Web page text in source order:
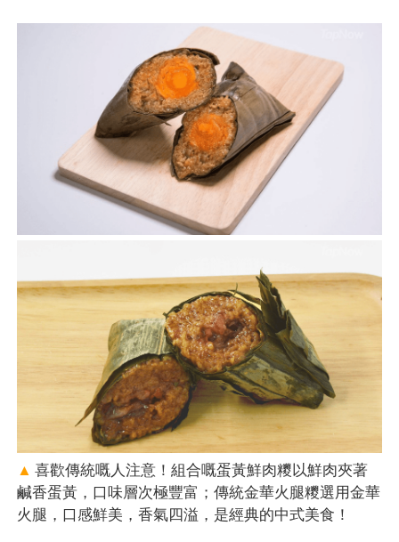
▲ 喜歡傳統嘅人注意！組合嘅蛋黃鮮肉糭以鮮肉夾著
鹹香蛋黃，口味層次極豐富；傳統金華火腿糭選用金華
火腿，口感鮮美，香氣四溢，是經典的中式美食！